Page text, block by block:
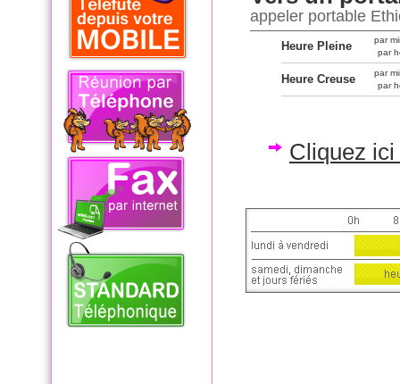
appeler portable
Heure Pleine
par
par
Heure Creuse
par
par
Cliquez